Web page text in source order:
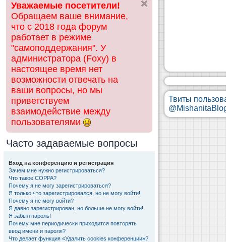
ск
Уважаемые посетители!
Обращаем ваше внимание,
что с 2018 года форум
работает в режиме
"самоподдержания". У
администратора (Foxy) в
настоящее время нет
возможности отвечать на
ваши вопросы, но мы
приветствуем
взаимодействие между
пользователями
Часто задаваемые вопросы
Вход на конференцию и регистрация
Зачем мне нужно регистрироваться?
Что такое COPPA?
Почему я не могу зарегистрироваться?
Я только что зарегистрировался, но не могу войти!
Почему я не могу войти?
Я давно зарегистрирован, но больше не могу войти!
Я забыл пароль!
Почему мне периодически приходится повторять
ввод имени и пароля?
Что делает функция «Удалить cookies конференции»?
Твиты